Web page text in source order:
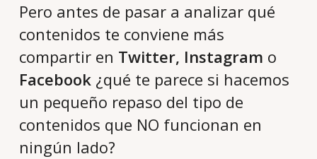
Pero antes de pasar a analizar qué
contenidos te conviene más
compartir en Twitter, Instagram o
Facebook¿qué te parece si hacemos
un pequeño repaso del tipo de
contenidos que NO funcionan en
ningún lado?